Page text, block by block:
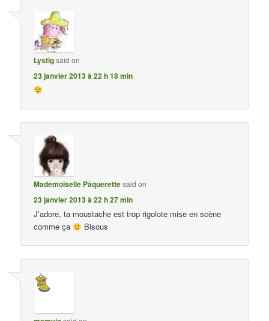
Lystigsaid on
23 janvier 2013 à 22 h 18 min
Mademoiselle Pâquerettesaid on
23 janvier 2013 à 22 h 27 min
J’adore, ta moustache est trop rigolote mise en scène
comme ça
Bisous